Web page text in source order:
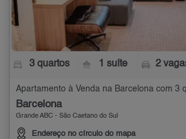
3 quartos 1 suíte 2
Apartamento à Venda na Barcelona com 3
Barcelona
Grande ABC - São Caetano do Sul
Endereço no círculo do mapa